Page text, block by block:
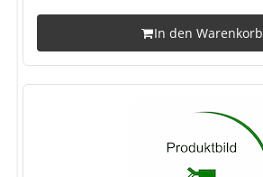
In den Warenkorb